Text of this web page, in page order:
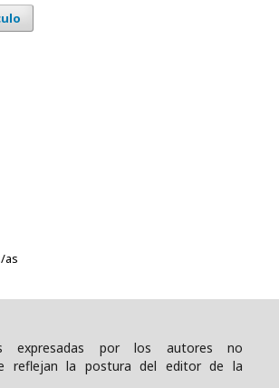
as
expresadas por los autores no
reflejan la postura del editor de la